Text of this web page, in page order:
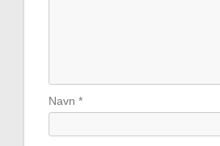
Navn *